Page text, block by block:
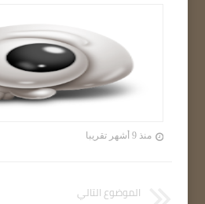
منذ 9 أشهر تقريبا
الموضوع التالي